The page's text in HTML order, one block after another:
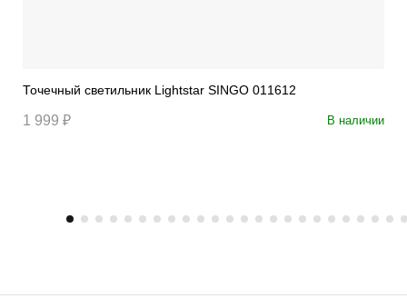
Точечный светильник Lightstar SINGO 011612
1 999 ₽ В наличии